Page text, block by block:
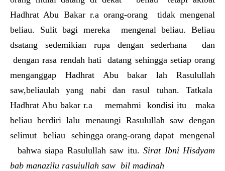
Hadhrat Abu Bakar r.a orang-orang tidak mengenal
beliau. Sulit bagi mereka mengenal beliau. Beliau
dsatang sedemikian rupa dengan sederhana dan
dengan rasa rendah hati datang sehingga setiap orang
menganggap Hadhrat Abu bakar lah Rasulullah
saw,beliaulah yang nabi dan rasul tuhan. Tatkala
Hadhrat Abu bakar r.a memahmi kondisi itu maka
beliau berdiri lalu menaungi Rasulullah saw dengan
selimut beliau sehingga orang-orang dapat mengenal
bahwa siapa Rasulullah saw itu. Sirat Ibni Hisdyam
bab manazilu rasuiullah saw bil madinah